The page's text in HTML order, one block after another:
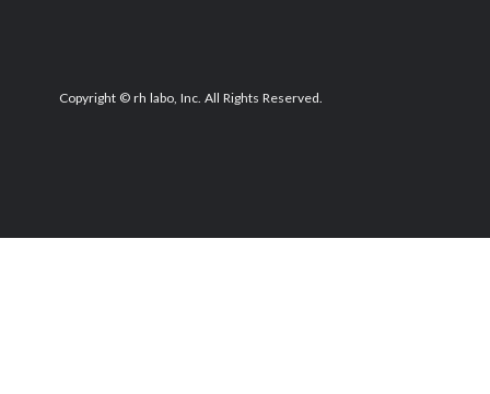
Copyright © rh labo, Inc. All Rights Reserved.